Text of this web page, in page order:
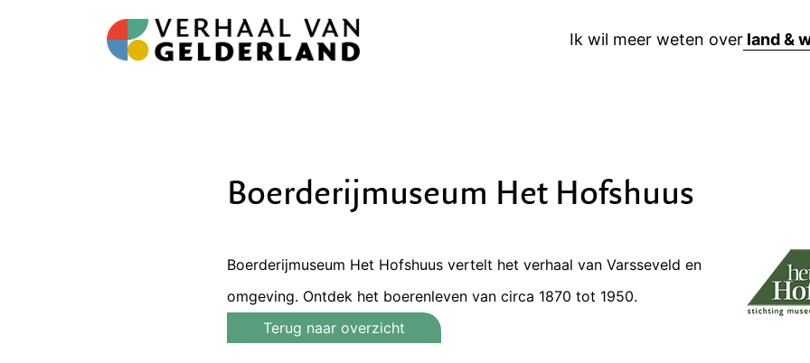
Ik wil meer weten over
Boerderijmuseum Het Hofshuus
Boerderijmuseum Het Hofshuus vertelt het verhaal van Varsseveld en
omgeving. Ontdek het boerenleven van circa 1870 tot 1950.
Terug naar overzicht